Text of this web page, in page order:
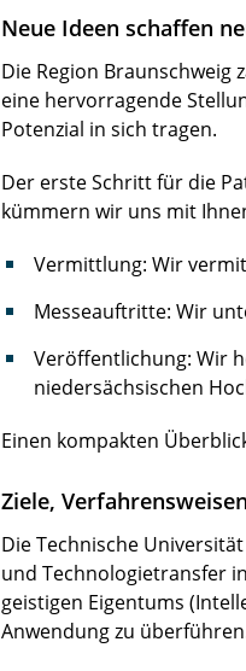
Neue Ideen schaffen
Die Region
eine hervorragende
Potenzial in sich tragen.
Der erste Schritt für die
kümmern wir uns mit
Vermittlung: Wir
Messeauftritte: Wir
Veröffentlichung: Wir
niedersächsischen
Einen kompakten
Ziele,
Die Technische
und Technologietransfer
geistigen Eigentums
Anwendung zu